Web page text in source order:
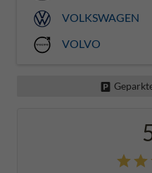
VOLKSWAGEN
VOLVO